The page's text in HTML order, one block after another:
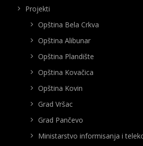
Projekti
Opština Bela Crkva
Opština Alibunar
Opština Plandište
Opština Kovačica
Opština Kovin
Grad Vršac
Grad Pančevo
Ministarstvo informisanja i